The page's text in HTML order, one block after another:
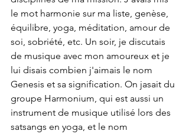
le mot harmonie sur ma liste, genèse,
équilibre, yoga, méditation, amour de
soi, sobriété, etc. Un soir, je discutais
de musique avec mon amoureux et je
lui disais combien j'aimais le nom
Genesis et sa signification. On jasait du
groupe Harmonium, qui est aussi un
instrument de musique utilisé lors des
satsangs en yoga, et le nom